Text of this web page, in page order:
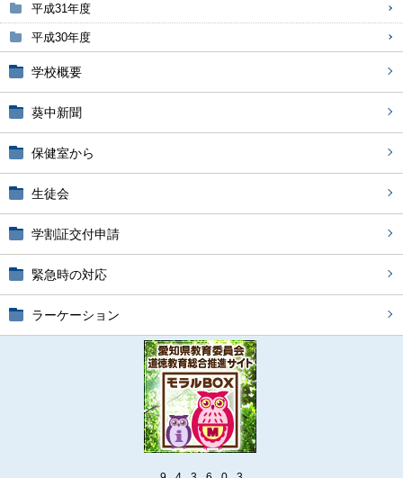
平成31年度
平成30年度
学校概要
葵中新聞
保健室から
生徒会
学割証交付申請
緊急時の対応
ラーケーション